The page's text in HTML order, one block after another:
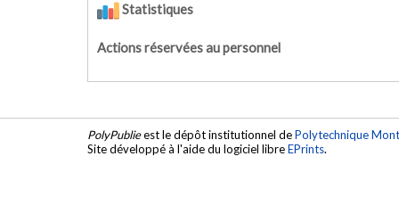
Statistiques
Actions réservées au personnel
PolyPublieest le dépôt institutionnel dePolytechnique
Site développé à l'aide du logiciel libreEPrints.